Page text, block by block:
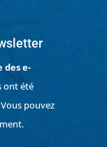
e-
ont été
pouvez